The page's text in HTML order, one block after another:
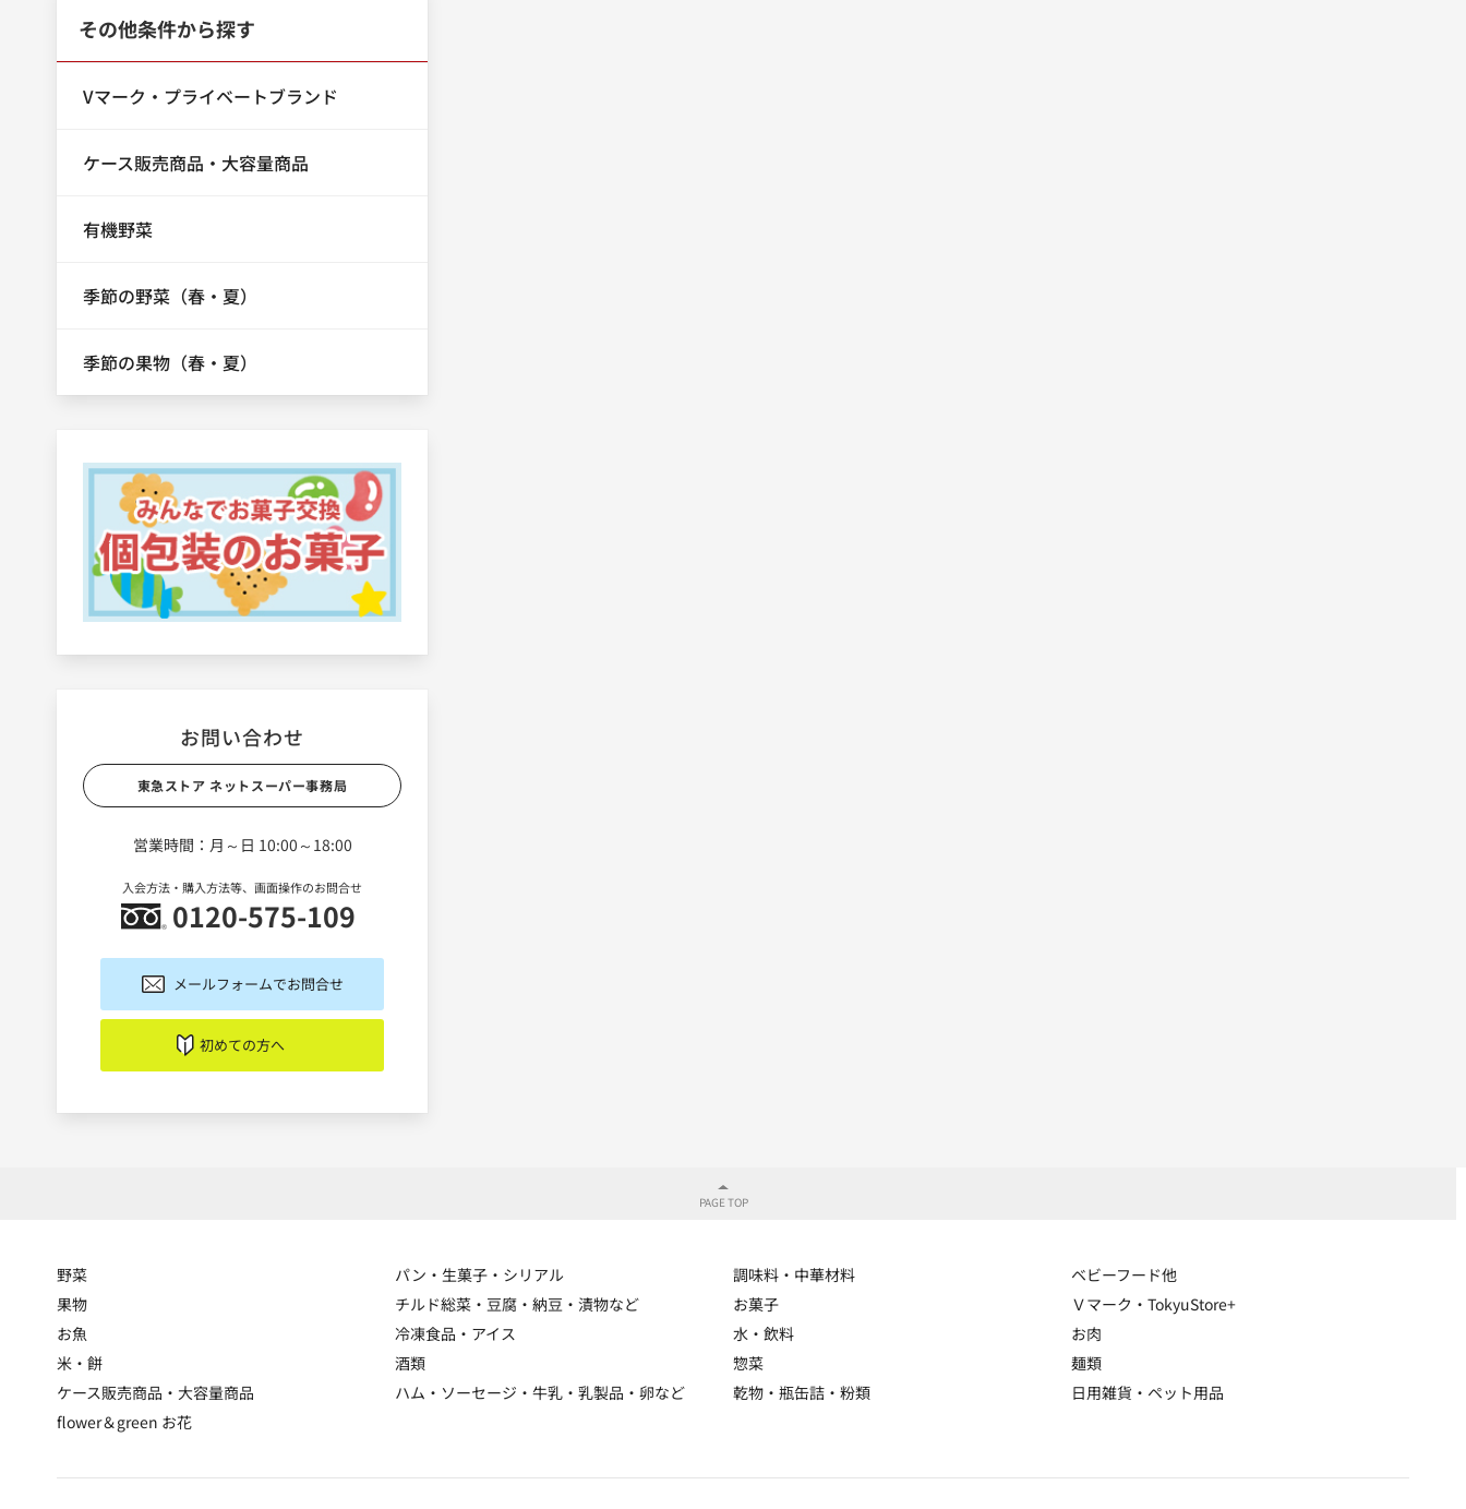
その他条件から探す
Vマーク・プライベートブランド
ケース販売商品・大容量商品
有機野菜
季節の野菜（春・夏）
季節の果物（春・夏）
お問い合わせ
東急ストア ネットスーパー事務局
営業時間：月～日 10:00～18:00
入会方法・購入方法等、画面操作のお問合せ
0120-575-109
メールフォームでお問合せ
初めての方へ
野菜 パン・生菓子・シリアル 調味料・中華材料
ベビーフード他
果物
チルド総菜・豆腐・納豆・漬物など お菓子
Ｖマーク・TokyuStore+
お魚
冷凍食品・アイス 水・飲料
お肉
米・餅
酒類 惣菜
麺類
ケース販売商品・大容量商品
ハム・ソーセージ・牛乳・乳製品・卵など 乾物・瓶缶詰・粉類
日用雑貨・ペット用品
flower＆green お花